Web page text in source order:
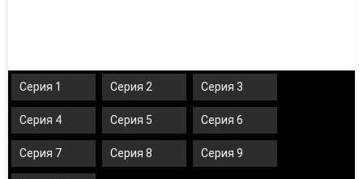
Серия 1 Серия 2 Серия 3
Серия 4 Серия 5 Серия 6
Серия 7 Серия 8 Серия 9